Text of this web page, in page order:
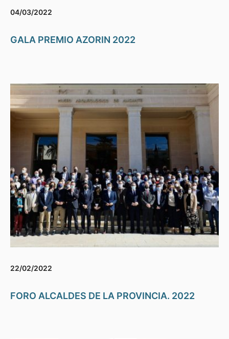
04/03/2022
GALA PREMIO AZORIN 2022
22/02/2022
FORO ALCALDES DE LA PROVINCIA. 2022